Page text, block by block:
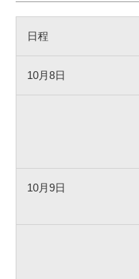
日程
10月8日
10月9日